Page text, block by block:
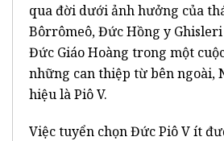
qua đời dưới ảnh hưởng của
Bôrrômeô, Đức Hồng y
Đức Giáo Hoàng trong một
những can thiệp từ bên ngoài,
hiệu là Piô V.
Việc tuyển chọn Đức Piô V ít